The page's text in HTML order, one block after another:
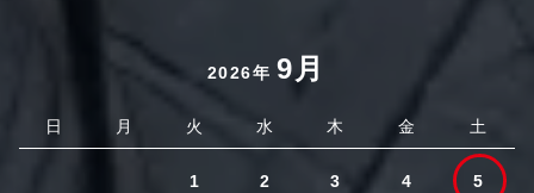
2026年 9月
日 月 火 水 木 金 土
1 2 3 4 5